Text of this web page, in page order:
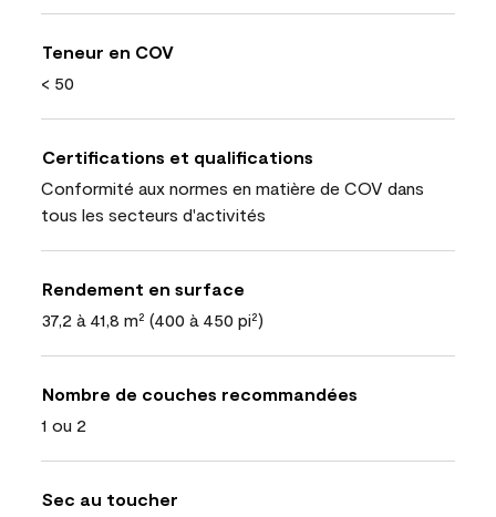
Teneur en COV
< 50
Certifications et qualifications
Conformité aux normes en matière de COV dans
tous les secteurs d'activités
Rendement en surface
37,2 à 41,8 m² (400 à 450 pi²)
Nombre de couches recommandées
1 ou 2
Sec au toucher